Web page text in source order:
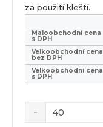
za použití kleští.
Maloobchodní cena
s DPH
Velkoobchodní cena
bez DPH
Velkoobchodní cena
s DPH